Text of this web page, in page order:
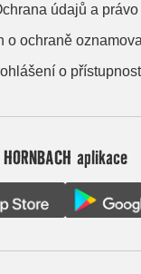
údajů a právo
o ochraně
o
HORNBACH aplikace